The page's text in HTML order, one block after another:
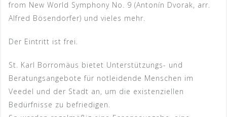
from New World Symphony No. 9 (Antonín Dvorak, arr.
Alfred Bösendorfer) und vieles mehr.
Der Eintritt ist frei.
St. Karl Borromäus bietet Unterstützungs- und
Beratungsangebote für notleidende Menschen im
Veedel und der Stadt an, um die existenziellen
Bedürfnisse zu befriedigen.